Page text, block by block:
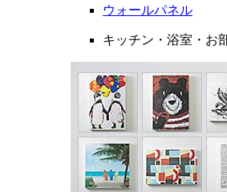
ウォールパネル
キッチン・浴室・お